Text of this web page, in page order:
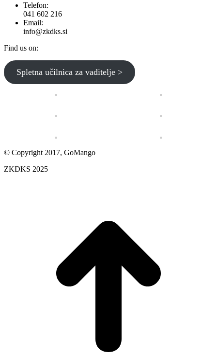
Telefon:
041 602 216
Email:
info@zkdks.si
Find us on:
Facebook
page
opens
YouTube
page
opens
Spletna učilnica za vaditelje >
© Copyright 2017, GoMango
ZKDKS 2025